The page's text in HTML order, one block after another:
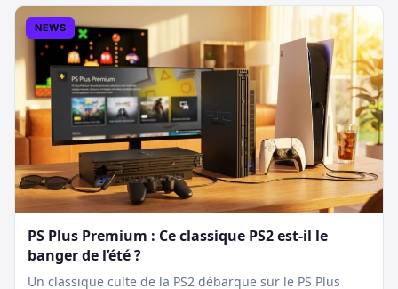
NEWS
PS Plus Premium : Ce classique PS2 est-il le
banger de l’été ?
Un classique culte de la PS2 débarque sur le PS Plus